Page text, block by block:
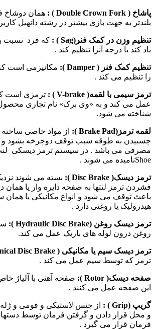
پاشاخ ( Double Crown Fork
) : همان دوشاخ
بلندتر به جهت بازی بیشتر در رشته دانهیل
تنظیم وزن در کمک فنر(Sag
) : که فرد نسبت
باد کند یا درجه آنرا تنظیم کند .
تنظیم کمک فنر ( Damper
): مکانیزمی است
را تنظیم می کند .
ترمز سیمی با لقمه( V-brake
) : ترمزی است
عمل می کند و به «وی برک» نام تجاری محصول
شناخته می شود.
لقمه ترمز(Brake Pad
)
: از مواد خاصی ساخته
چسبیدن به طوقه سبب توقف دوچرخه بشود و
Shoeنامیده می شوند .
ترمز دیسک( Disc Brake
): بسته می شوند
فشردن ترمز لنتها به صفحه دایره وار یا
باعث توقف می شود و انواع مکانیکی یا همان
هیدرولیک یا روغنی دارد .
ترمز دیسک روغن (Hydraulic Disc Brake
):
روغن درون لوله های باریک عمل می کند.
ترمز دیسک سیم یا مکانیکی ( Disc Brake
ترمز که توسط سیم عمل می کند .
صفحه دیسک( Rotor
): صفحه آهنی با آلیاژ
این صفحه عمل می کنند .
گریپ (Grip
) : از جنس لاستیکی و فومی و
و محل قرار دادن و گرفتن فرمان توسط
فرمان قرار می گیرد .